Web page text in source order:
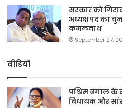
सरकार को
अध्यक्ष पद का
कमलनाथ
September 27,
वीडियो
पश्चिम बंगाल के
विधायक और